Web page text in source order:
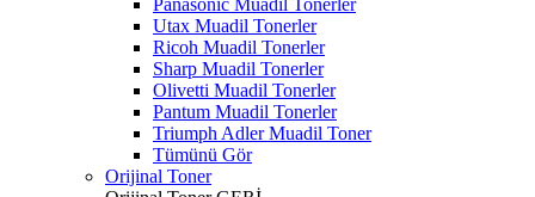
Panasonic Muadil Tonerler
Utax Muadil Tonerler
Ricoh Muadil Tonerler
Sharp Muadil Tonerler
Olivetti Muadil Tonerler
Pantum Muadil Tonerler
Triumph Adler Muadil Toner
Tümünü Gör
Orijinal Toner